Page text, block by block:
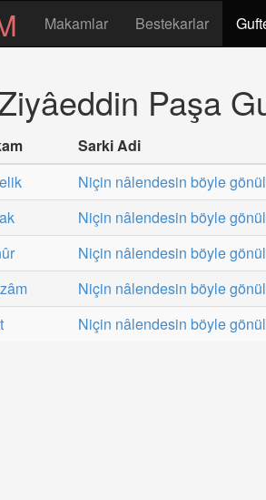
Makamlar Bestekarlar
Paşa
Sarki Adi
Niçin nâlendesin böyle
Niçin nâlendesin böyle
Niçin nâlendesin böyle
Niçin nâlendesin böyle
Niçin nâlendesin böyle